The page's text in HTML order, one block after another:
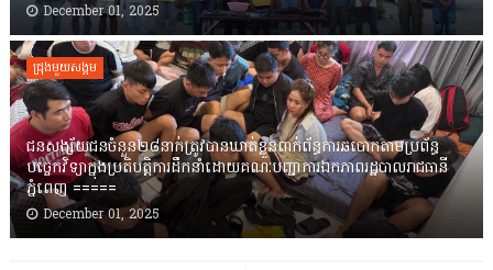
December 01, 2025
ជ្រុងមួយសង្គម
ជនសង្ស័យជនចំនួន២៨នាក់ត្រូវបានឃាត់ខ្លួនពាក់ព័ន្ធការឆបោកតាមប្រព័ន្ធ
បច្ចេកវិទ្យាក្នុងប្រតិបត្តិការដឹកនាំដោយគណៈបញ្ជាការឯកភាពរដ្ឋបាលរាជធានី
ភ្នំពេញ ‎=====
December 01, 2025